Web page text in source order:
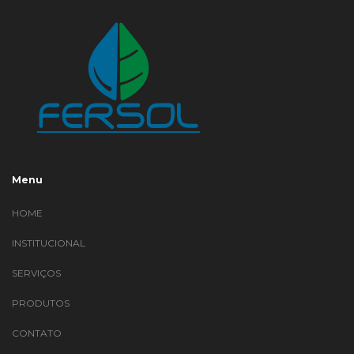
Menu
HOME
INSTITUCIONAL
SERVIÇOS
PRODUTOS
CONTATO